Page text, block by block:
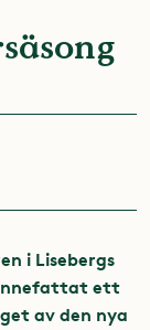
i Lisebergs
innefattat ett
av den nya